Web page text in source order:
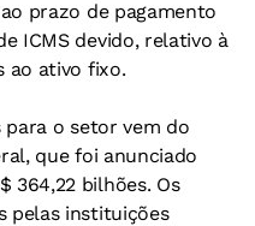
prazo de pagamento
ICMS devido, relativo à
ao ativo fixo.
o setor vem do
que foi anunciado
364,22 bilhões. Os
pelas instituições